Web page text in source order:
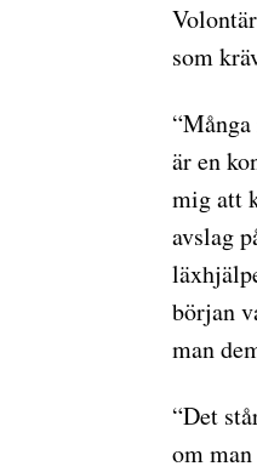
som
är en
mig att
avslag
början
man
“Det
om